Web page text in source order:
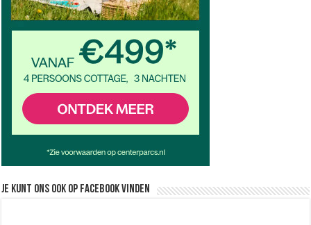
Je kunt ons ook op facebook vinden